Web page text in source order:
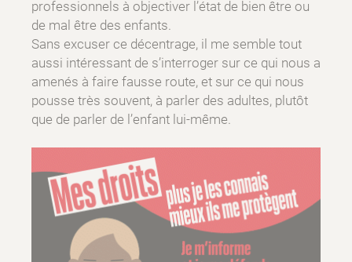
professionnels à objectiver l’état de bien être ou
de mal être des enfants.
Sans excuser ce décentrage, il me semble tout
aussi intéressant de s’interroger sur ce qui nous a
amenés à faire fausse route, et sur ce qui nous
pousse très souvent, à parler des adultes, plutôt
que de parler de l’enfant lui-même.